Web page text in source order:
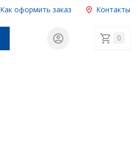
Как оформить заказ Контакты
0